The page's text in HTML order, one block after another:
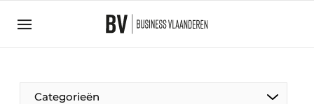
Bedrijven
Categorieën